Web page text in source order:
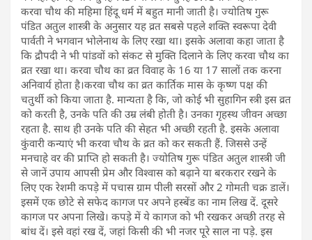
करवा चौथ की महिमा हिंदू धर्म में बहुत मानी जाती है। ज्योतिष गुरू
पंडित अतुल शास्त्री के अनुसार यह व्रत सबसे पहले शक्ति स्वरूपा देवी
पार्वती ने भगवान भोलेनाथ के लिए रखा था। इसके अलावा कहा जाता है
कि द्रौपदी ने भी पांडवों को संकट से मुक्ति दिलाने के लिए करवा चौथ का
व्रत रखा था। करवा चौथ का व्रत विवाह के 16 या 17 सालों तक करना
अनिवार्य होता है।करवा चौथ का व्रत कार्तिक मास के कृष्ण पक्ष की
चतुर्थी को किया जाता है. मान्यता है कि, जो कोई भी सुहागिन स्त्री इस व्रत
को करती है, उनके पति की उम्र लंबी होती है। उनका गृहस्थ जीवन अच्छा
रहता है. साथ ही उनके पति की सेहत भी अच्छी रहती है. इसके अलावा
कुंवारी कन्याएं भी करवा चौथ के व्रत को कर सकती हैं. जिससे उन्हें
मनचाहे वर की प्राप्ति हो सकती है। ज्योतिष गुरू पंडित अतुल शास्त्री जी
से जानें उपाय आपसी प्रेम और विश्वास को बढ़ाने या बरकरार रखने के
लिए एक रेशमी कपड़े में पचास ग्राम पीली सरसों और 2 गोमती चक्र डालें।
इसमें एक छोटे से सफेद कागज पर अपने हस्बेंड का नाम लिख दें. दूसरे
कागज पर अपना लिखें‌। कपड़े में ये कागज को भी रखकर अच्छी तरह से
बांध दें। इसे वहां रख दें, जहां किसी की भी नजर पूरे साल ना पड़े. इस